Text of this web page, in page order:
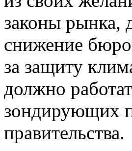
законы рынка,
снижение
за защиту
должно
зондирующих
правительства.